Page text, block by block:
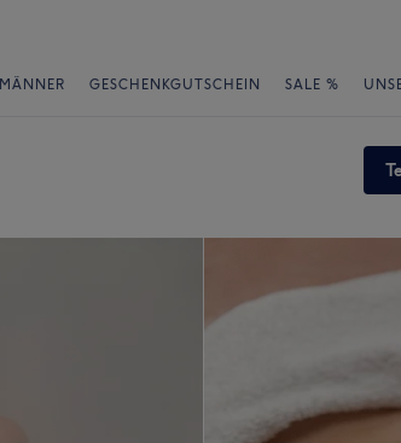
MÄNNER GESCHENKGUTSCHEIN SALE %